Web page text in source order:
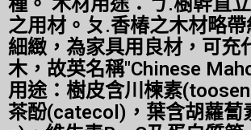
之用材。ㄆ.香椿之木材略
細緻，為家具用良材，可充
木，故英名稱"Chinese
用途：樹皮含川楝素
茶酚(catecol)，葉含胡蘿蔔